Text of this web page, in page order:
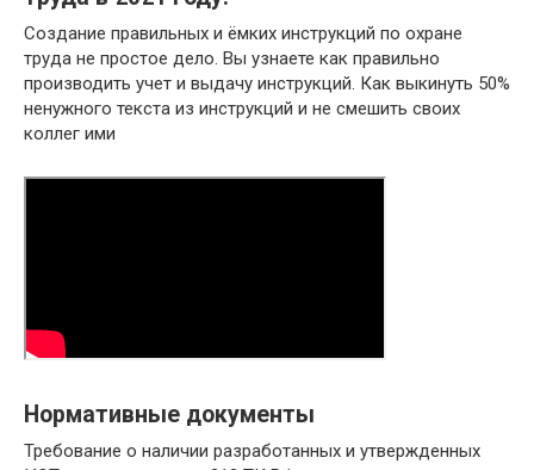
Создание правильных и ёмких инструкций по охране
труда не простое дело. Вы узнаете как правильно
производить учет и выдачу инструкций. Как выкинуть 50%
ненужного текста из инструкций и не смешить своих
коллег ими
Нормативные документы
Требование о наличии разработанных и утвержденных